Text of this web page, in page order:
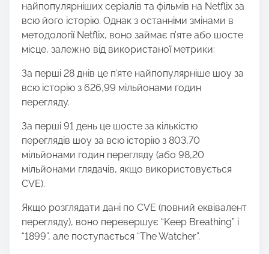
найпопулярніших серіалів та фільмів на Netflix за
всю його історію. Однак з останніми змінами в
методології Netflix, воно займає п’яте або шосте
місце, залежно від використаної метрики:
За перші 28 днів це п’яте найпопулярніше шоу за
всю історію з 626,99 мільйонами годин
перегляду.
За перші 91 день це шосте за кількістю
переглядів шоу за всю історію з 803,70
мільйонами годин перегляду (або 98,20
мільйонами глядачів, якщо використовується
CVE).
Якщо розглядати дані по CVE (повний еквівалент
перегляду), воно перевершує “Keep Breathing” і
“1899”, але поступається “The Watcher”.